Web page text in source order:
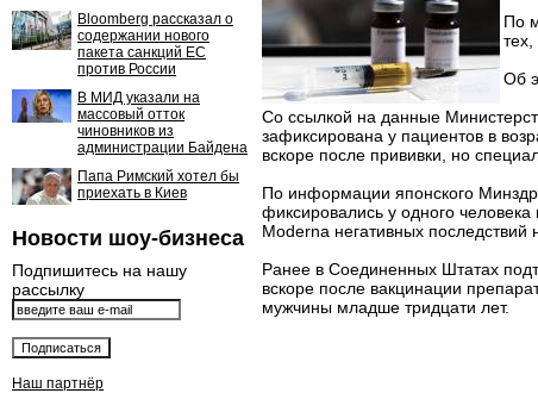
Bloomberg рассказал о
содержании нового
пакета санкций ЕС
против России
В МИД указали на
массовый отток
чиновников из
администрации Байдена
Папа Римский хотел бы
приехать в Киев
Новости шоу-бизнеса
Подпишитесь на нашу
рассылку
Наш партнёр
По
Об
Со ссылкой на данные
зафиксирована у пациентов в
вскоре после прививки, но
По информации японского
фиксировались у одного
Moderna негативных
Ранее в Соединенных Штатах
вскоре после вакцинации
мужчины младше тридцати лет.